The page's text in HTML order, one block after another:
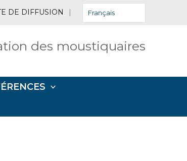
DE DIFFUSION | Français
des moustiquaires